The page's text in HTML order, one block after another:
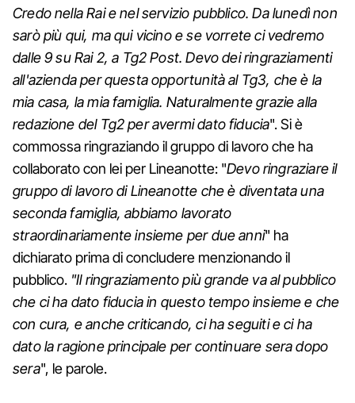
Credo nella Rai e nel servizio pubblico. Da lunedì non
sarò più qui, ma qui vicino e se vorrete ci vedremo
dalle 9 su Rai 2, a Tg2 Post. Devo dei ringraziamenti
all'azienda per questa opportunità al Tg3, che è la
mia casa, la mia famiglia. Naturalmente grazie alla
redazione del Tg2 per avermi dato fiducia". Si è
commossa ringraziando il gruppo di lavoro che ha
collaborato con lei per Lineanotte: "Devo ringraziare il
gruppo di lavoro di Lineanotte che è diventata una
seconda famiglia, abbiamo lavorato
straordinariamente insieme per due anni" ha
dichiarato prima di concludere menzionando il
pubblico. "Il ringraziamento più grande va al pubblico
che ci ha dato fiducia in questo tempo insieme e che
con cura, e anche criticando, ci ha seguiti e ci ha
dato la ragione principale per continuare sera dopo
sera", le parole.